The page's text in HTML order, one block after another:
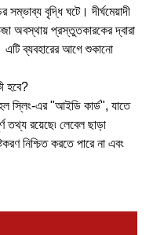
বৃদ্ধি ঘটে। দীর্ঘমেয়াদী
অবস্থায় প্রস্তুতকারকের দ্বারা
ব্যবহারের আগে শুকানো
হবে?
স্লিং-এর "আইডি কার্ড", যাতে
তথ্য রয়েছে৷ লেবেল ছাড়া
নিশ্চিত করতে পারে না এবং